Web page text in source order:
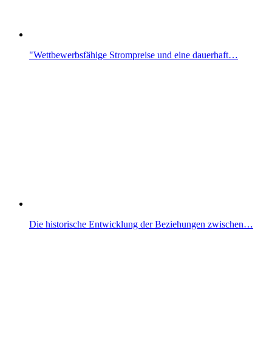
"Wettbewerbsfähige Strompreise und eine dau­erhaft…
Die historische Entwicklung der Beziehungen zwischen…